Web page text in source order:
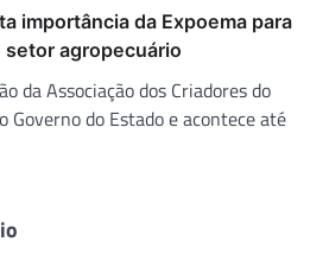
importância da Expoema para
agropecuário
da Associação dos Criadores do
Governo do Estado e acontece até